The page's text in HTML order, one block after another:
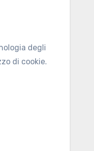
degli
di cookie.